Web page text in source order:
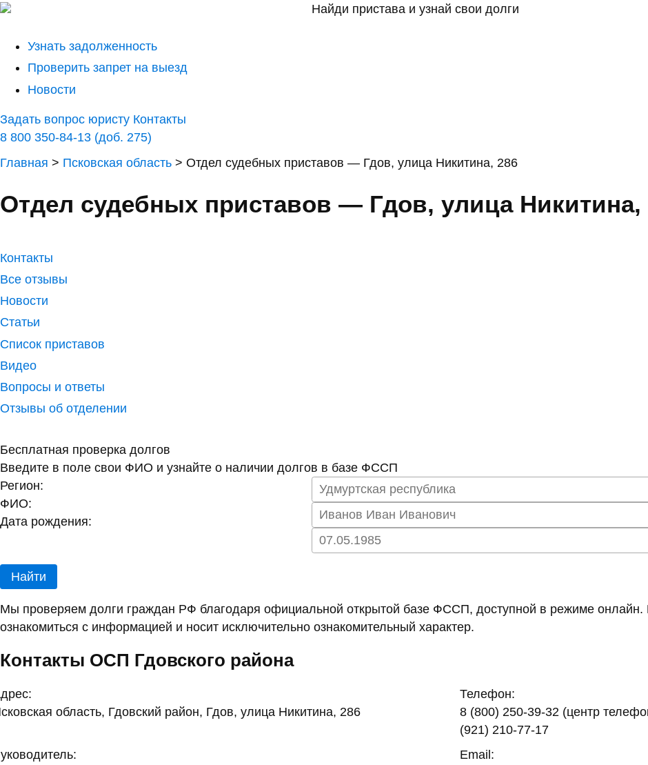
Найди пристава и узнай свои долги
Узнать задолженность
Проверить запрет на выезд
Новости
Задать вопрос юристу Контакты
8 800 350-84-13 (доб. 275)
Главная > Псковская область > Отдел судебных приставов — Гдов, улица Никитина, 286
Отдел судебных приставов — Гдов, улица Никитина,
Контакты
Все отзывы
Новости
Статьи
Список приставов
Видео
Вопросы и ответы
Отзывы об отделении
Бесплатная проверка долгов
Введите в поле свои ФИО и узнайте о наличии долгов в базе ФССП
Регион:
ФИО:
Дата рождения:
Найти
Мы проверяем долги граждан РФ благодаря официальной открытой базе ФССП, доступной в режиме онлайн.
ознакомиться с информацией и носит исключительно ознакомительный характер.
Контакты ОСП Гдовского района
область, Гдовский район, Гдов, улица Никитина, 286
Телефон:
8 (800) 250-39-32 (центр
(921) 210-77-17
Email: